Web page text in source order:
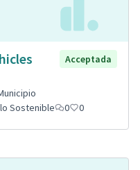
Acceptada
Sostenible
0 0